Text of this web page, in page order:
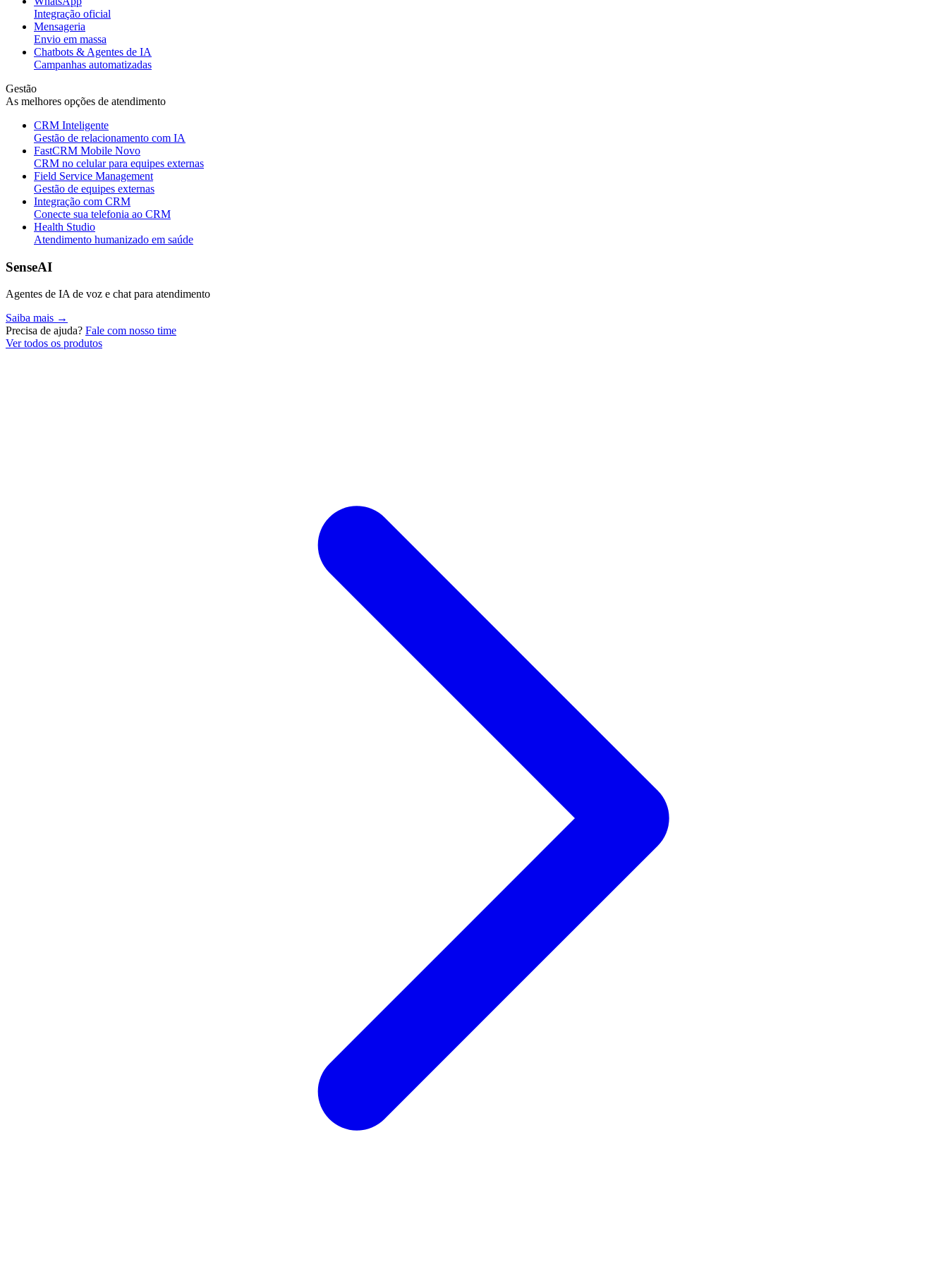
Integração oficial
Mensageria
Envio em massa
Chatbots & Agentes de IA
Campanhas automatizadas
Gestão
As melhores opções de atendimento
CRM Inteligente
Gestão de relacionamento com IA
FastCRM Mobile Novo
CRM no celular para equipes externas
Field Service Management
Gestão de equipes externas
Integração com CRM
Conecte sua telefonia ao CRM
Health Studio
Atendimento humanizado em saúde
SenseAI
Agentes de IA de voz e chat para atendimento
Saiba mais →
Precisa de ajuda? Fale com nosso time
Ver todos os produtos